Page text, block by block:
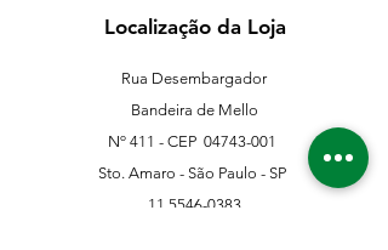
Localização da Loja
Rua Desembargador
Bandeira de Mello
Nº 411 - CEP 04743-001
Sto. Amaro - São Paulo - SP
11 5546-0383